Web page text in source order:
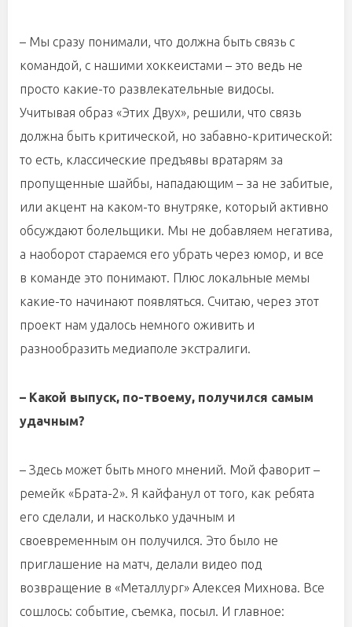
– Мы сразу понимали, что должна быть связь с
командой, с нашими хоккеистами – это ведь не
просто какие-то развлекательные видосы.
Учитывая образ «Этих Двух», решили, что связь
должна быть критической, но забавно-критической:
то есть, классические предъявы вратарям за
пропущенные шайбы, нападающим – за не забитые,
или акцент на каком-то внутряке, который активно
обсуждают болельщики. Мы не добавляем негатива,
а наоборот стараемся его убрать через юмор, и все
в команде это понимают. Плюс локальные мемы
какие-то начинают появляться. Считаю, через этот
проект нам удалось немного оживить и
разнообразить медиаполе экстралиги.
– Какой выпуск, по-твоему, получился самым
удачным?
– Здесь может быть много мнений. Мой фаворит –
ремейк «Брата-2». Я кайфанул от того, как ребята
его сделали, и насколько удачным и
своевременным он получился. Это было не
приглашение на матч, делали видео под
возвращение в «Металлург» Алексея Михнова. Все
сошлось: событие, съемка, посыл. И главное: